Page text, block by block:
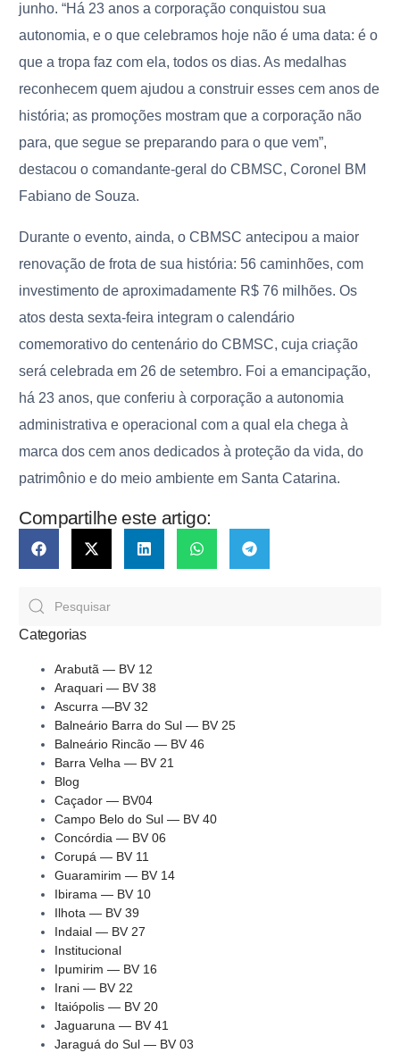
junho. “Há 23 anos a corporação conquistou sua
autonomia, e o que celebramos hoje não é uma data: é o
que a tropa faz com ela, todos os dias. As medalhas
reconhecem quem ajudou a construir esses cem anos de
história; as promoções mostram que a corporação não
para, que segue se preparando para o que vem”,
destacou o comandante-geral do CBMSC, Coronel BM
Fabiano de Souza.
Durante o evento, ainda, o CBMSC antecipou a maior
renovação de frota de sua história: 56 caminhões, com
investimento de aproximadamente R$ 76 milhões. Os
atos desta sexta-feira integram o calendário
comemorativo do centenário do CBMSC, cuja criação
será celebrada em 26 de setembro. Foi a emancipação,
há 23 anos, que conferiu à corporação a autonomia
administrativa e operacional com a qual ela chega à
marca dos cem anos dedicados à proteção da vida, do
patrimônio e do meio ambiente em Santa Catarina.
Compartilhe este artigo:
Categorias
Arabutã — BV 12
Araquari — BV 38
Ascurra —BV 32
Balneário Barra do Sul — BV 25
Balneário Rincão — BV 46
Barra Velha — BV 21
Blog
Caçador — BV04
Campo Belo do Sul — BV 40
Concórdia — BV 06
Corupá — BV 11
Guaramirim — BV 14
Ibirama — BV 10
Ilhota — BV 39
Indaial — BV 27
Institucional
Ipumirim — BV 16
Irani — BV 22
Itaiópolis — BV 20
Jaguaruna — BV 41
Jaraguá do Sul — BV 03